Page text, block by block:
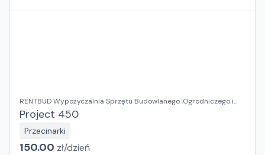
RENTBUD Wypożyczalnia Sprzętu Budowlanego ,Ogrodniczego i
Elektronarzędzi
Project 450
Przecinarki
150.00 zł/dzień